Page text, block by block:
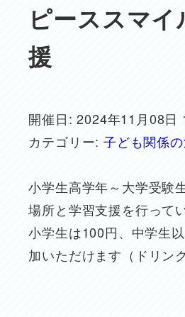
ピーススマイ
援
開催日: 2024年11月08日
カテゴリー: 子ども関係
小学生高学年～大学受験
場所と学習支援を行って
小学生は100円、中学生
加いただけます（ドリン